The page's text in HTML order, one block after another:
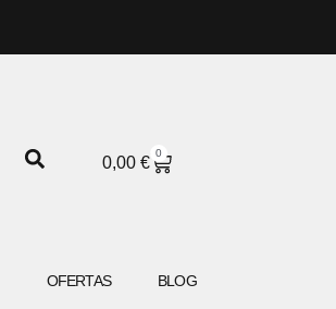
0,00 €
0
CARRITO
OFERTAS BLOG